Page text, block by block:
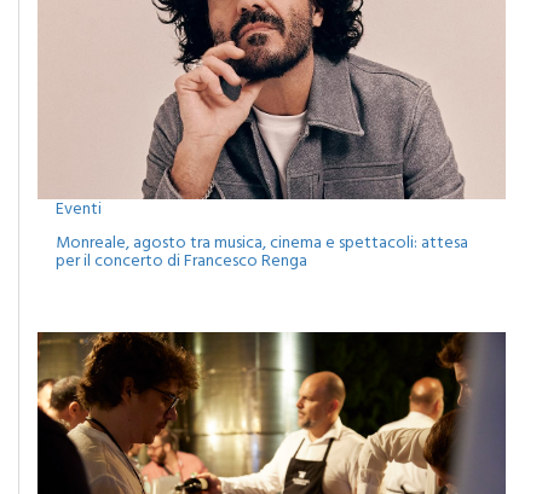
Monreale, agosto tra musica, cinema e spettacoli: attesa
per il concerto di Francesco Renga